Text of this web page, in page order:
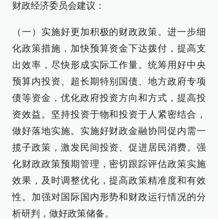
财政经济委员会建议：
（一）实施好更加积极的财政政策。进一步细
化政策措施，加快预算资金下达拨付，提高支
出效率，尽快形成实际工作量。统筹用好中央
预算内投资、超长期特别国债、地方政府专项
债等资金，优化政府投资方向和方式，提高投
资效益。坚持投资于物和投资于人紧密结合，
做好落地实施。实施好财政金融协同促内需一
揽子政策，激发民间投资、促进居民消费。强
化财政政策预期管理，密切跟踪评估政策实施
效果，及时调整优化，提高政策精准度和有效
性。加强对国际国内形势和财政运行情况的分
析研判，做好政策储备。